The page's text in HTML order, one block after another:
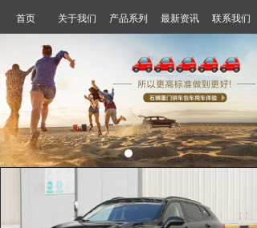
首页 关于我们 产品系列 最新资讯 联系我们